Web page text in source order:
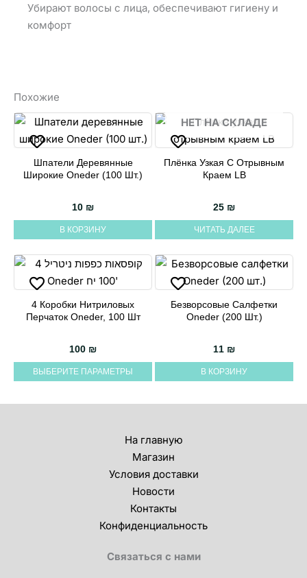
Убирают волосы с лица, обеспечивают гигиену и
комфорт
Похожие
Шпатели Деревянные
Широкие Oneder (100 Шт.)
10 ₪
В КОРЗИНУ
НЕТ НА СКЛАДЕ
Плёнка Узкая С Отрывным
Краем LB
25 ₪
ЧИТАТЬ ДАЛЕЕ
4 Коробки Нитриловых
Перчаток Oneder, 100 Шт
100 ₪
ВЫБЕРИТЕ ПАРАМЕТРЫ
Этот
товар
вариаций.
Безворсовые Салфетки
Oneder (200 Шт.)
11 ₪
В КОРЗИНУ
На главную
Магазин
Условия доставки
Новости
Контакты
Конфиденциальность
Связаться с нами